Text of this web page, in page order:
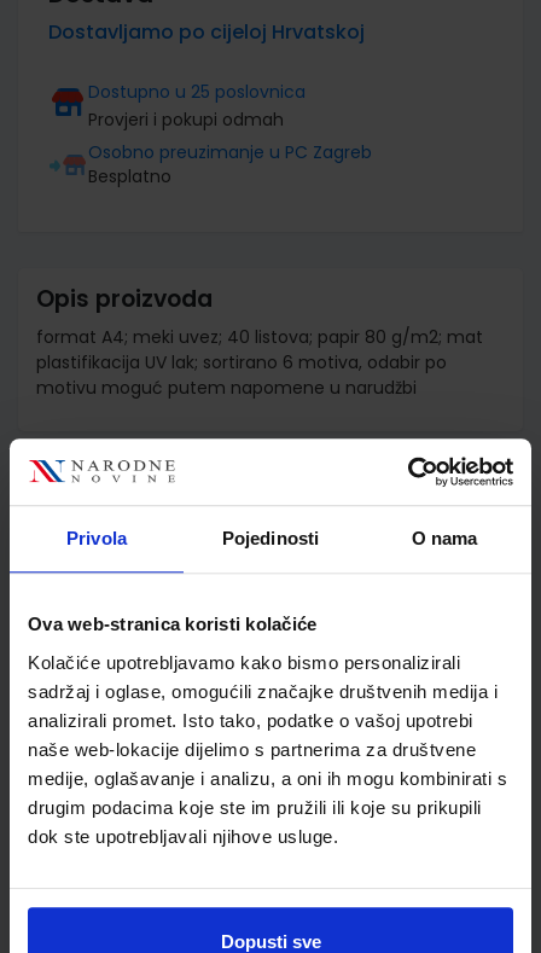
Privola Pojedinosti O nama
Ova web-stranica koristi kolačiće
Kolačiće upotrebljavamo kako bismo personalizirali
sadržaj i oglase, omogućili značajke društvenih medija i
analizirali promet. Isto tako, podatke o vašoj upotrebi
naše web-lokacije dijelimo s partnerima za društvene
medije, oglašavanje i analizu, a oni ih mogu kombinirati s
drugim podacima koje ste im pružili ili koje su prikupili
dok ste upotrebljavali njihove usluge.
Dopusti sve
Dostavljamo po cijeloj Hrvatskoj
Dostupno u 25 poslovnica
Provjeri i pokupi odmah
Osobno preuzimanje u PC Zagreb
Besplatno
Opis proizvoda
format A4; meki uvez; 40 listova; papir 80 g/m2; mat
plastifikacija UV lak; sortirano 6 motiva, odabir po
motivu moguć putem napomene u narudžbi
Detalji proizvoda
Šifra proizvoda
595054
Jedinična mjera
Newsletter prijava
Prijavite se kako bi primali informacije o novim